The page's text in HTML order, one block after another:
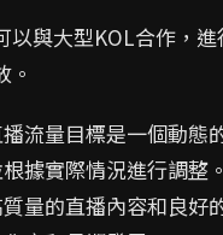
以與大型KOL合作，
。
流量目標是一個動態
據實際情況進行調整
質量的直播內容和良好